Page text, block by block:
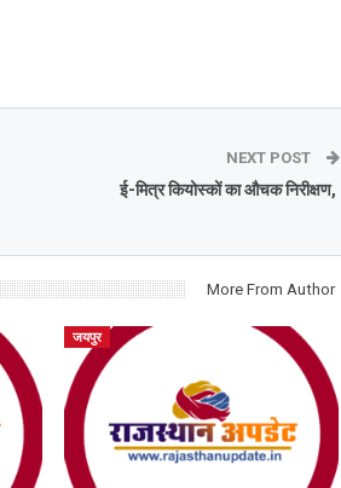
NEXT POST
ई-मित्र कियोस्कों का औचक निरीक्षण,
More From Author
जयपुर